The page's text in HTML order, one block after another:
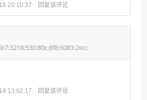
20:10:37 回复该评论
13:02:17 回复该评论